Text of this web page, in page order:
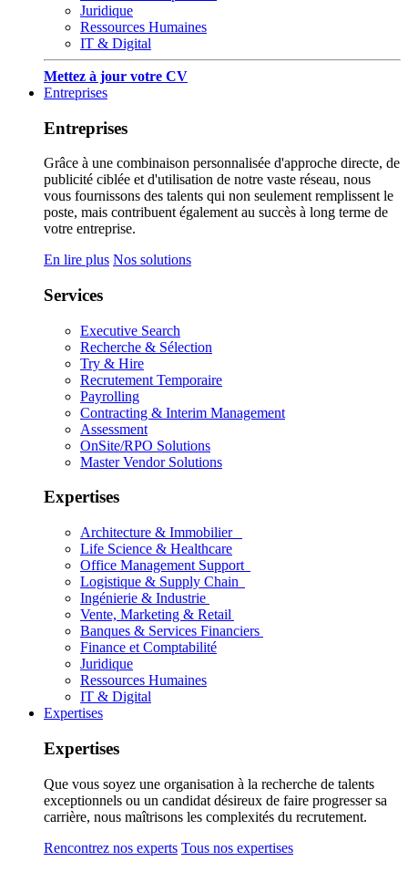
Juridique
Ressources Humaines
IT & Digital
Mettez à jour votre CV
Entreprises
Entreprises
Grâce à une combinaison personnalisée d'approche directe, de
publicité ciblée et d'utilisation de notre vaste réseau, nous
vous fournissons des talents qui non seulement remplissent le
poste, mais contribuent également au succès à long terme de
votre entreprise.
En lire plus Nos solutions
Services
Executive Search
Recherche & Sélection
Try & Hire
Recrutement Temporaire
Payrolling
Contracting & Interim Management
Assessment
OnSite/RPO Solutions
Master Vendor Solutions
Expertises
Architecture & Immobilier
Life Science & Healthcare
Office Management Support
Logistique & Supply Chain
Ingénierie & Industrie
Vente, Marketing & Retail
Banques & Services Financiers
Finance et Comptabilité
Juridique
Ressources Humaines
IT & Digital
Expertises
Expertises
Que vous soyez une organisation à la recherche de talents
exceptionnels ou un candidat désireux de faire progresser sa
carrière, nous maîtrisons les complexités du recrutement.
Rencontrez nos experts Tous nos expertises